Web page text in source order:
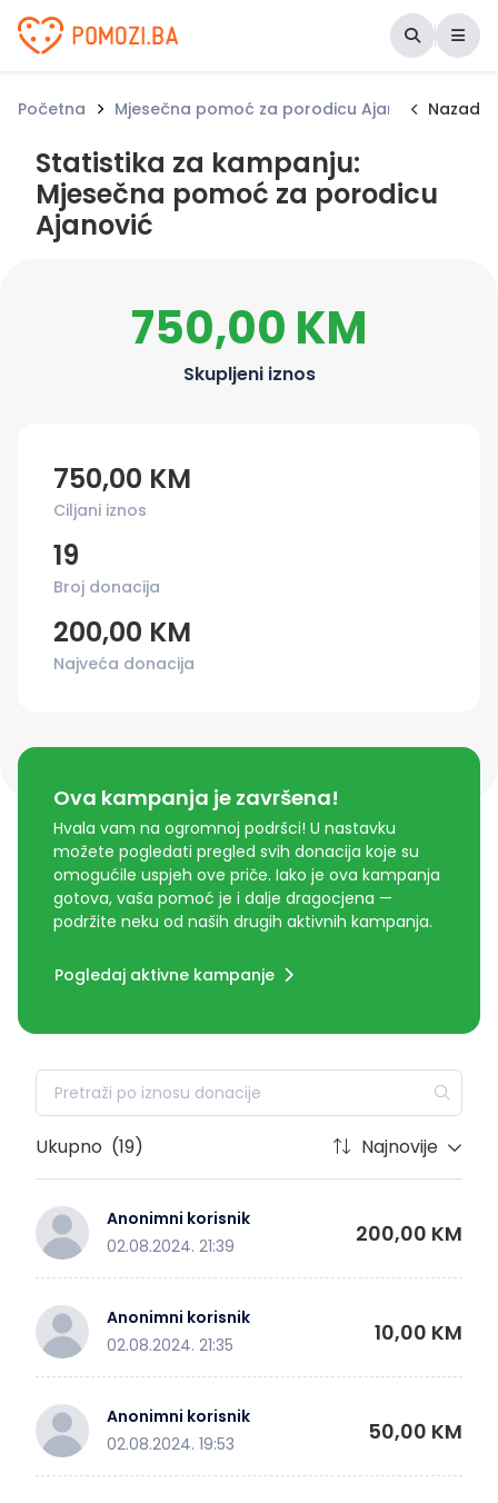
Udruženje Pomozi.ba
Početna Mjesečna pomoć za porodicu AjanovićNazad
Statistika za kampanju:
Mjesečna pomoć za porodicu
Ajanović
750,00 KM
Skupljeni iznos
750,00 KM
Ciljani iznos
19
Broj donacija
200,00 KM
Najveća donacija
Ova kampanja je završena!
Hvala vam na ogromnoj podršci! U nastavku
možete pogledati pregled svih donacija koje su
omogućile uspjeh ove priče. Iako je ova kampanja
gotova, vaša pomoć je i dalje dragocjena —
podržite neku od naših drugih aktivnih kampanja.
Pogledaj aktivne kampanje
Ukupno (19) Najnovije
Anonimni korisnik
02.08.2024. 21:39
200,00 KM
Anonimni korisnik
02.08.2024. 21:35
10,00 KM
Anonimni korisnik
02.08.2024. 19:53
50,00 KM